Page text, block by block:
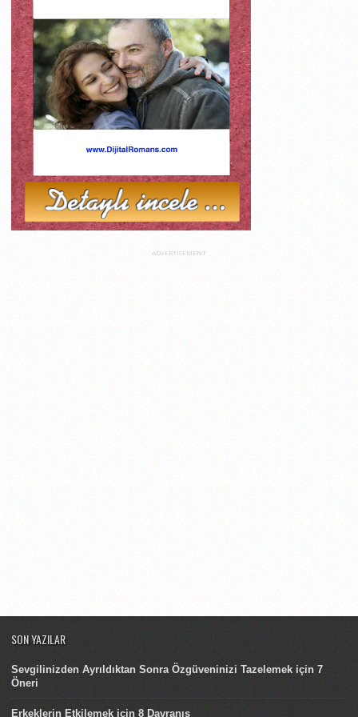
ADVERTISEMENT
SON YAZILAR
Sevgilinizden Ayrıldıktan Sonra Özgüveninizi Tazelemek için 7
Öneri
Erkeklerin Etkilemek için 8 Davranış